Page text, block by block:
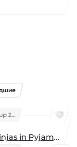
Esports World Cup 2026
Ninjas in Pyjamas